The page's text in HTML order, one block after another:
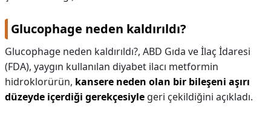
Glucophage neden kaldırıldı?
Glucophage neden kaldırıldı?, ABD Gıda ve İlaç İdaresi
(FDA), yaygın kullanılan diyabet ilacı metformin
hidroklorürün, kansere neden olan bir bileşeni aşırı
düzeyde içerdiği gerekçesiyle geri çekildiğini açıkladı.